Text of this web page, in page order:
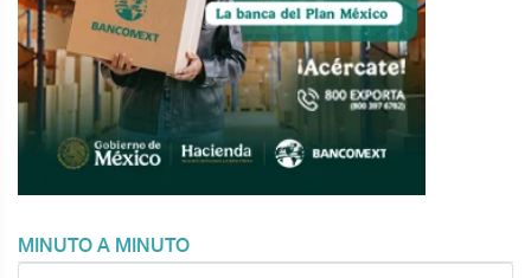
MINUTO A MINUTO